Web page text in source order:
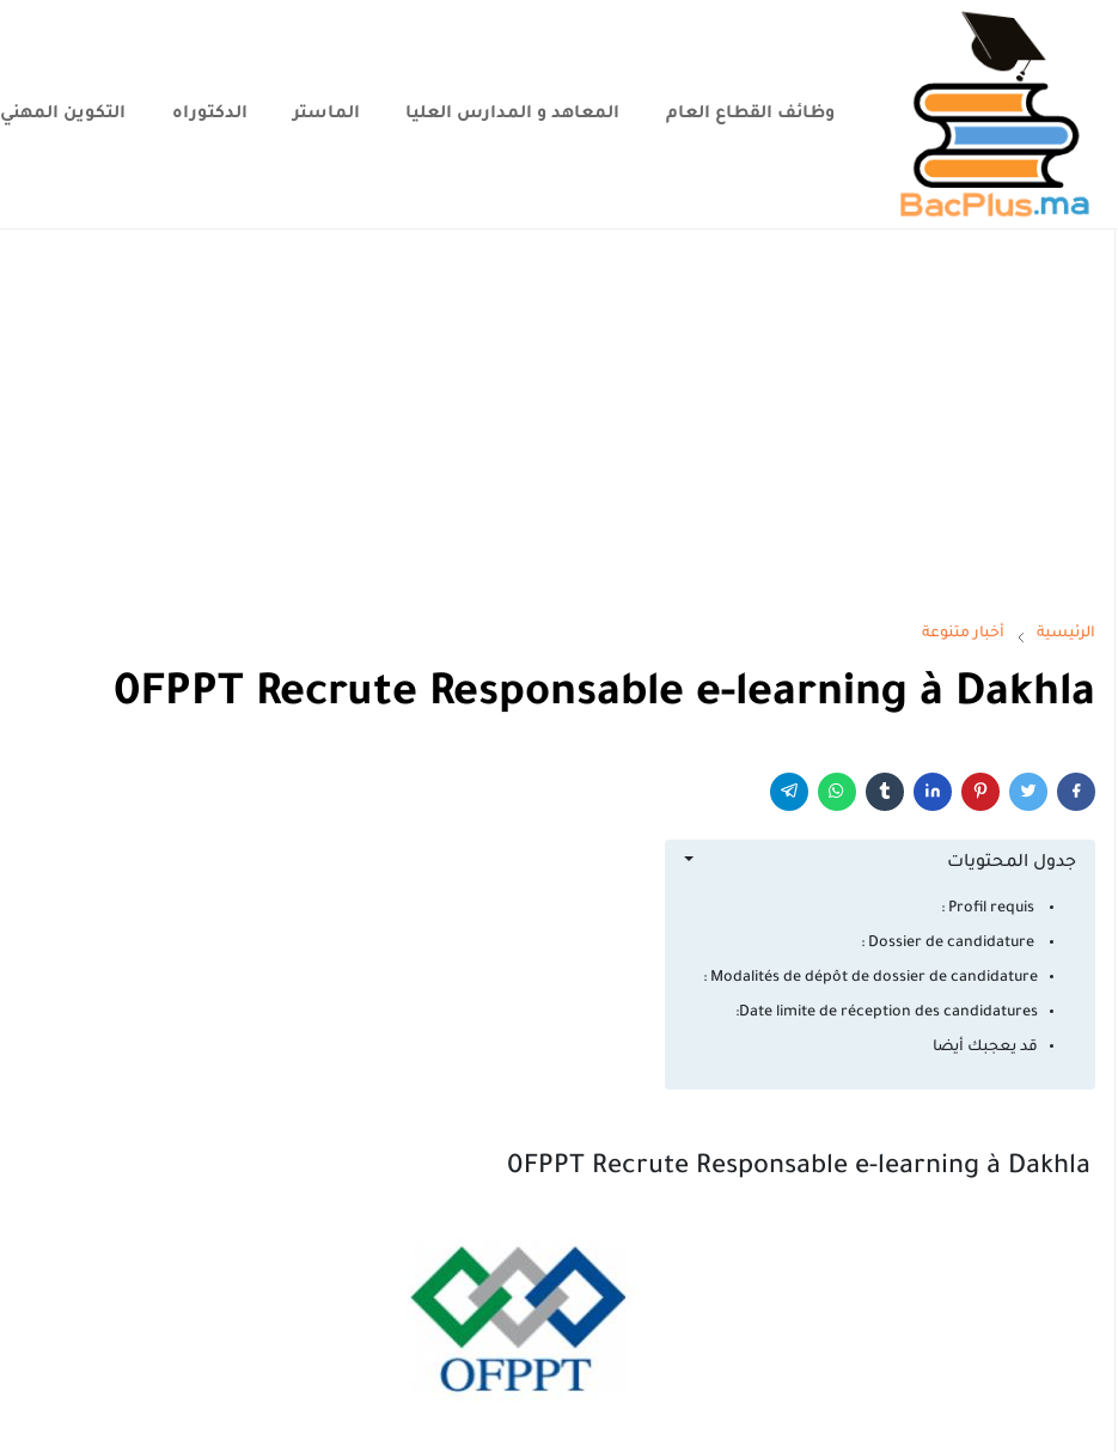
وظائف القطاع العام المعاهد و المدارس العليا الماستر الدكتوراه التكوين المهني
الرئيسية أخبار متنوعة
0FPPT Recrute Responsable e-learning à Dakhla
جدول المحتويات
Modalités de dépôt de dossier de candidature :
Date limite de réception des candidatures:
قد يعجبك أيضا
0FPPT Recrute Responsable e-learning à Dakhla